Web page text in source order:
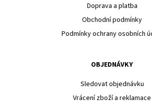
Doprava a platba
Obchodní podmínky
Podmínky ochrany osobních
OBJEDNÁVKY
Sledovat objednávku
Vrácení zboží a reklamace